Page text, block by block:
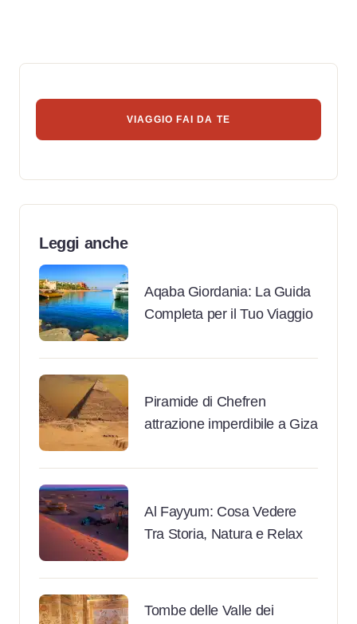
VIAGGIO FAI DA TE
Leggi anche
Aqaba Giordania: La Guida
Completa per il Tuo Viaggio
Piramide di Chefren
attrazione imperdibile a Giza
Al Fayyum: Cosa Vedere
Tra Storia, Natura e Relax
Tombe delle Valle dei